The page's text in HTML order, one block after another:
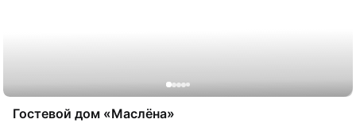
Гостевой дом «Маслёна»